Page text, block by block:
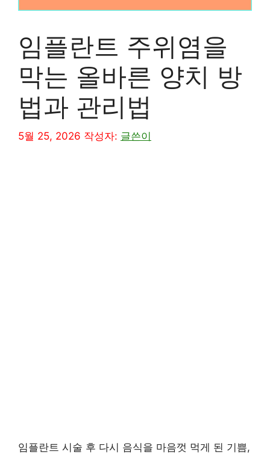
임플란트 주위염을
막는 올바른 양치 방
법과 관리법
5월 25, 2026 작성자: 글쓴이
임플란트 시술 후 다시 음식을 마음껏 먹게 된 기쁨,